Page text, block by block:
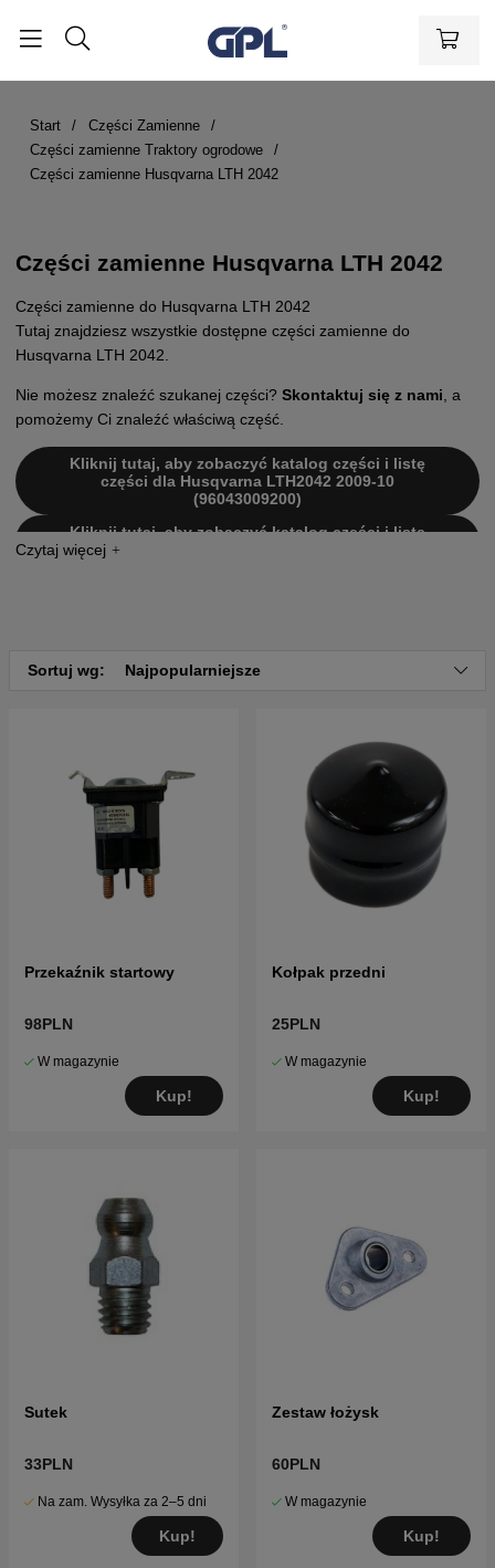
Start
Części Zamienne
Części zamienne Traktory ogrodowe
Części zamienne Husqvarna LTH 2042
Części zamienne Husqvarna LTH 2042
Części zamienne do Husqvarna LTH 2042
Tutaj znajdziesz wszystkie dostępne części zamienne do
Husqvarna LTH 2042.
Nie możesz znaleźć szukanej części? Skontaktuj się z nami, a
pomożemy Ci znaleźć właściwą część.
Kliknij tutaj, aby zobaczyć katalog części i listę
części dla Husqvarna LTH2042 2009-10
(96043009200)
Kliknij tutaj, aby zobaczyć katalog części i listę
części dla Husqvarna LTH2042 2003-12 (954571953)
Sortuj wg:
Najpopularniejsze
Przekaźnik startowy
98PLN
W magazynie
Kup!
Kołpak przedni
25PLN
W magazynie
Kup!
Sutek
33PLN
Na zam. Wysyłka za 2–5 dni
Kup!
Zestaw łożysk
60PLN
W magazynie
Kup!